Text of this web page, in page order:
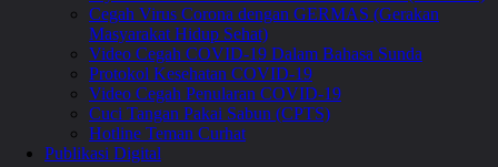
Cegah Virus Corona dengan GERMAS (Gerakan
Masyarakat Hidup Sehat)
Video Cegah COVID-19 Dalam Bahasa Sunda
Protokol Kesehatan COVID-19
Video Cegah Penularan COVID-19
Cuci Tangan Pakai Sabun (CPTS)
Hotline Teman Curhat
Publikasi Digital